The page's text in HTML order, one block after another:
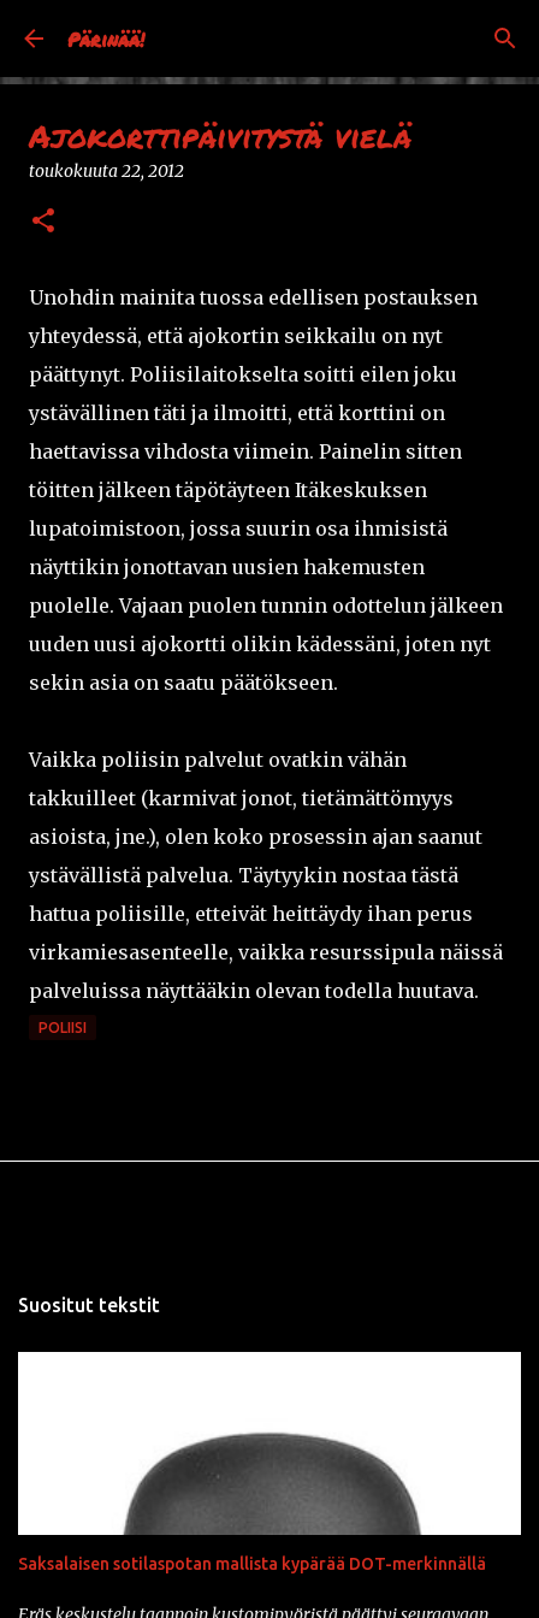
Pärinää!
Ajokorttipäivitystä vielä
toukokuuta 22, 2012
Unohdin mainita tuossa edellisen postauksen
yhteydessä, että ajokortin seikkailu on nyt
päättynyt. Poliisilaitokselta soitti eilen joku
ystävällinen täti ja ilmoitti, että korttini on
haettavissa vihdosta viimein. Painelin sitten
töitten jälkeen täpötäyteen Itäkeskuksen
lupatoimistoon, jossa suurin osa ihmisistä
näyttikin jonottavan uusien hakemusten
puolelle. Vajaan puolen tunnin odottelun jälkeen
uuden uusi ajokortti olikin kädessäni, joten nyt
sekin asia on saatu päätökseen.
Vaikka poliisin palvelut ovatkin vähän
takkuilleet (karmivat jonot, tietämättömyys
asioista, jne.), olen koko prosessin ajan saanut
ystävällistä palvelua. Täytyykin nostaa tästä
hattua poliisille, etteivät heittäydy ihan perus
virkamiesasenteelle, vaikka resurssipula näissä
palveluissa näyttääkin olevan todella huutava.
POLIISI
Suositut tekstit
Saksalaisen sotilaspotan mallista kypärää DOT-merkinnällä